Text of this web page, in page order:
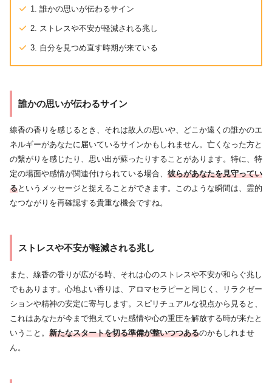
1. 誰かの思いが伝わるサイン
2. ストレスや不安が軽減される兆し
3. 自分を見つめ直す時期が来ている
誰かの思いが伝わるサイン
線香の香りを感じるとき、それは故人の思いや、どこか遠くの誰かのエ
ネルギーがあなたに届いているサインかもしれません。亡くなった方と
の繋がりを感じたり、思い出が蘇ったりすることがあります。特に、特
定の場面や感情が関連付けられている場合、 彼らがあなたを見守ってい
るというメッセージと捉えることができます。このような瞬間は、霊的
なつながりを再確認する貴重な機会ですね。
ストレスや不安が軽減される兆し
また、線香の香りが広がる時、それは心のストレスや不安が和らぐ兆し
でもあります。心地よい香りは、アロマセラピーと同じく、リラクゼー
ションや精神の安定に寄与します。スピリチュアルな視点から見ると、
これはあなたが今まで抱えていた感情や心の重圧を解放する時が来たと
いうこと。 新たなスタートを切る準備が整いつつあるのかもしれませ
ん。